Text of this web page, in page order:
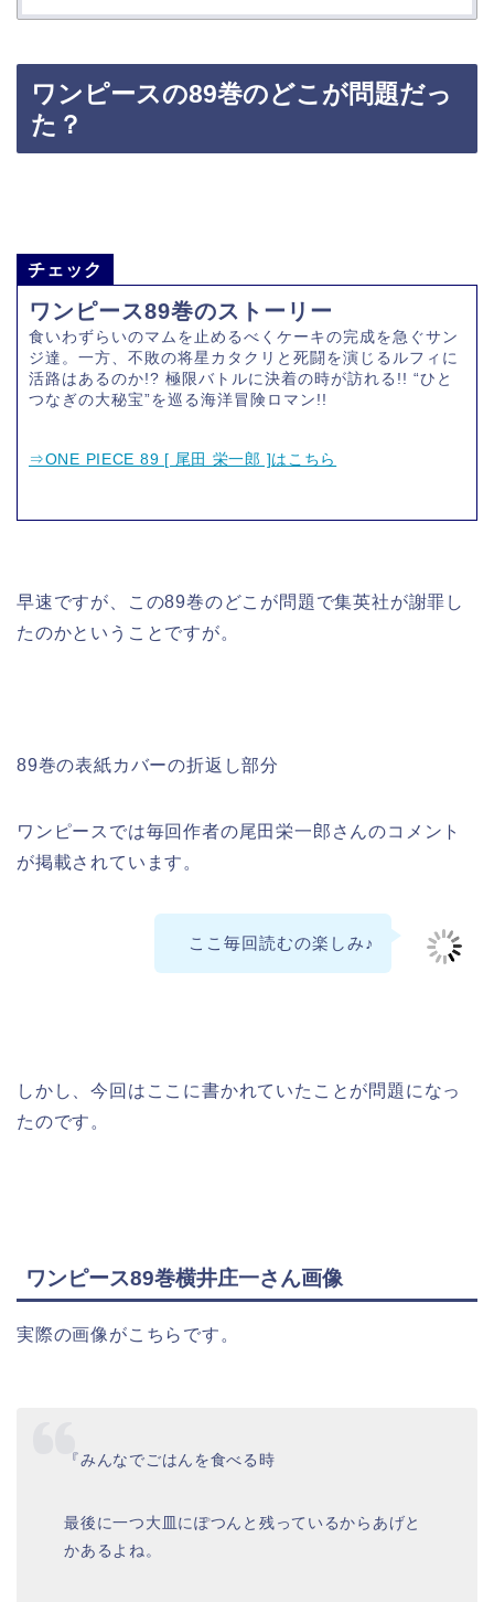
ワンピースの89巻のどこが問題だっ
た？
チェック
ワンピース89巻のストーリー
食いわずらいのマムを止めるべくケーキの完成を急ぐサン
ジ達。一方、不敗の将星カタクリと死闘を演じるルフィに
活路はあるのか!? 極限バトルに決着の時が訪れる!! “ひと
つなぎの大秘宝”を巡る海洋冒険ロマン!!
⇒ONE PIECE 89 [ 尾田 栄一郎 ]はこちら
早速ですが、この89巻のどこが問題で集英社が謝罪し
たのかということですが。
89巻の表紙カバーの折返し部分
ワンピースでは毎回作者の尾田栄一郎さんのコメント
が掲載されています。
ここ毎回読むの楽しみ♪
しかし、今回はここに書かれていたことが問題になっ
たのです。
ワンピース89巻横井庄一さん画像
実際の画像がこちらです。
『みんなでごはんを食べる時
最後に一つ大皿にぽつんと残っているからあげと
かあるよね。